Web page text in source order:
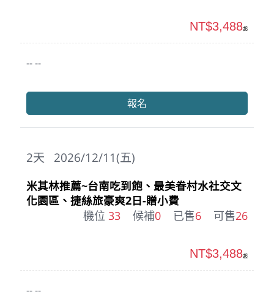
-- --
NT$3,488起
報名
2026/12/11(五)
2天
米其林推薦~台南吃到飽、最美眷村水社交文
化園區、捷絲旅豪爽2日-贈小費
機位 33 候補0 已售6 可售26
-- --
NT$3,488起